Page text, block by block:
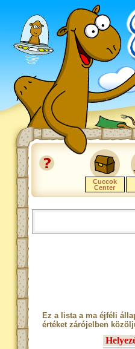
Cuccok
Center
Ez a lista a ma éjféli
értéket zárójelben